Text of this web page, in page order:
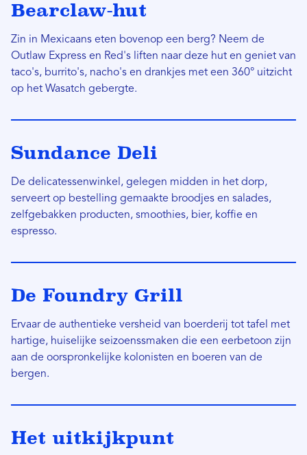
Bearclaw-hut
Zin in Mexicaans eten bovenop een berg? Neem de
Outlaw Express en Red's liften naar deze hut en geniet van
taco's, burrito's, nacho's en drankjes met een 360° uitzicht
op het Wasatch gebergte.
Sundance Deli
De delicatessenwinkel, gelegen midden in het dorp,
serveert op bestelling gemaakte broodjes en salades,
zelfgebakken producten, smoothies, bier, koffie en
espresso.
De Foundry Grill
Ervaar de authentieke versheid van boerderij tot tafel met
hartige, huiselijke seizoenssmaken die een eerbetoon zijn
aan de oorspronkelijke kolonisten en boeren van de
bergen.
Het uitkijkpunt